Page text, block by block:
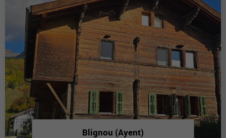
Blignou (Ayent)